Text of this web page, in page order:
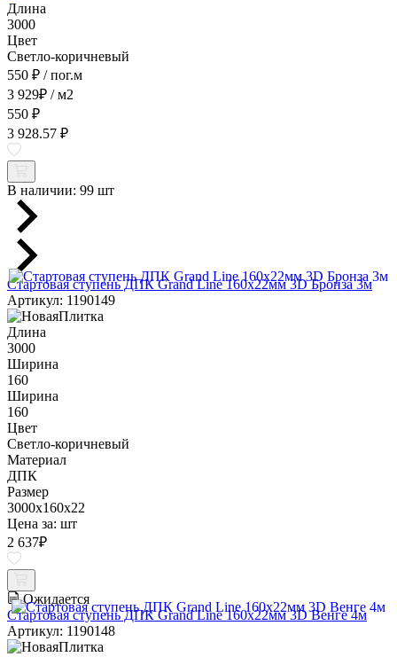
Длина
3000
Цвет
Светло-коричневый
550 ₽ / пог.м
3 929₽ / м2
550 ₽
3 928.57 ₽
В наличии: 99 шт
Стартовая ступень ДПК Grand Line 160х22мм 3D Бронза 3м
Артикул: 1190149
Длина
3000
Ширина
160
Ширина
160
Цвет
Светло-коричневый
Материал
ДПК
Размер
3000x160x22
Цена за: шт
2 637₽
Ожидается
Стартовая ступень ДПК Grand Line 160х22мм 3D Венге 4м
Артикул: 1190148